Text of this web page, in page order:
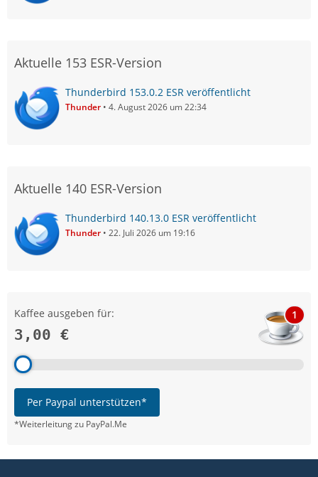
Aktuelle 153 ESR-Version
Thunderbird 153.0.2 ESR veröffentlicht
Thunder 4. August 2026 um 22:34
Aktuelle 140 ESR-Version
Thunderbird 140.13.0 ESR veröffentlicht
Thunder 22. Juli 2026 um 19:16
Kaffee ausgeben für:
3,00 €
1
Per Paypal unterstützen*
*Weiterleitung zu PayPal.Me